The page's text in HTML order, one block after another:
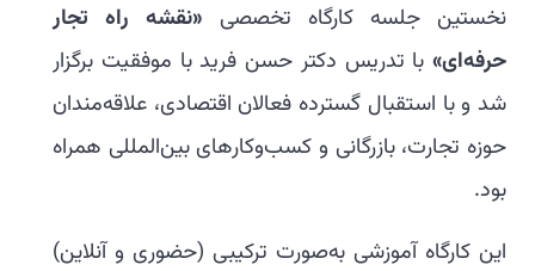
نخستین جلسه کارگاه تخصصی «نقشه راه تجار
حرفه‌ای» با تدریس دکتر حسن فرید با موفقیت برگزار
شد و با استقبال گسترده فعالان اقتصادی، علاقه‌مندان
حوزه تجارت، بازرگانی و کسب‌وکارهای بین‌المللی همراه
بود.
این کارگاه آموزشی به‌صورت ترکیبی (حضوری و آنلاین)